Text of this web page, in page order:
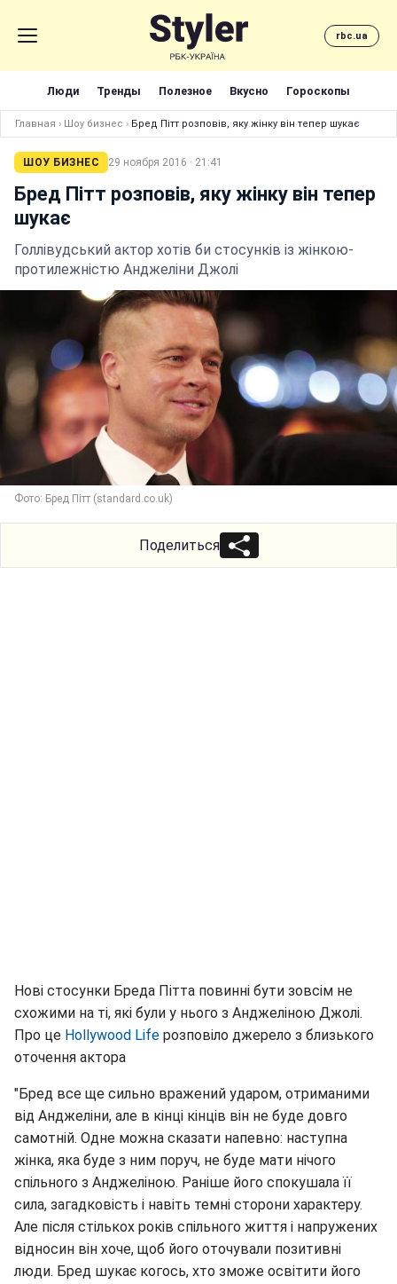
rbc.ua
Люди Тренды Полезное Вкусно Гороскопы
Главная › Шоу бизнес › Бред Пітт розповів, яку жінку він тепер шукає
ШОУ БИЗНЕС 29 ноября 2016 · 21:41
Бред Пітт розповів, яку жінку він тепер
шукає
Голлівудський актор хотів би стосунків із жінкою-
протилежністю Анджеліни Джолі
Фото: Бред Пітт (standard.co.uk)
Поделиться
Нові стосунки Бреда Пітта повинні бути зовсім не
схожими на ті, які були у нього з Анджеліною Джолі.
Про це Hollywood Life розповіло джерело з близького
оточення актора
"Бред все ще сильно вражений ударом, отриманими
від Анджеліни, але в кінці кінців він не буде довго
самотній. Одне можна сказати напевно: наступна
жінка, яка буде з ним поруч, не буде мати нічого
спільного з Анджеліною. Раніше його спокушала її
сила, загадковість і навіть темні сторони характеру.
Але після стількох років спільного життя і напружених
відносин він хоче, щоб його оточували позитивні
люди. Бред шукає когось, хто зможе освітити його